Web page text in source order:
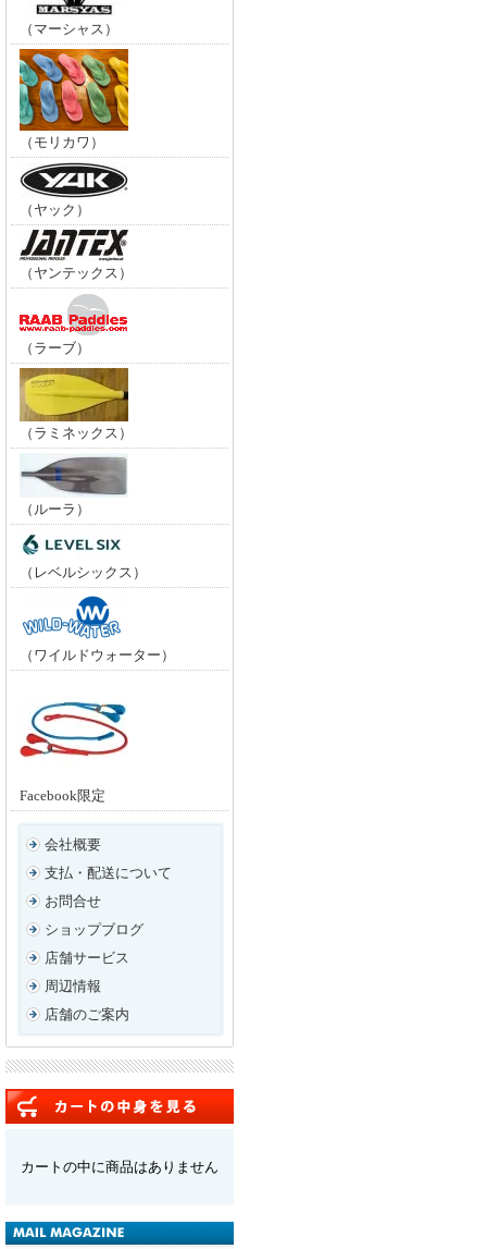
（マーシャス）
（モリカワ）
（ヤック）
（ヤンテックス）
（ラーブ）
（ラミネックス）
（ルーラ）
（レベルシックス）
（ワイルドウォーター）
Facebook限定
会社概要
支払・配送について
お問合せ
ショップブログ
店舗サービス
周辺情報
店舗のご案内
カートの中に商品はありません